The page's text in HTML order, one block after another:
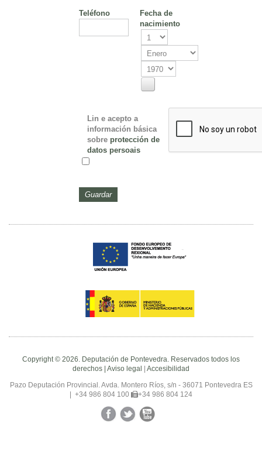
Teléfono
Fecha de
nacimiento
Lin e acepto a
información básica
sobre protección de
datos persoais
Copyright © 2026. Deputación de Pontevedra. Reservados todos los
derechos | Aviso legal | Accesibilidad
Pazo Deputación Provincial. Avda. Montero Ríos, s/n - 36071 Pontevedra ES
| +34 986 804 100
+34 986 804 124
FacebookTwitterYouTube